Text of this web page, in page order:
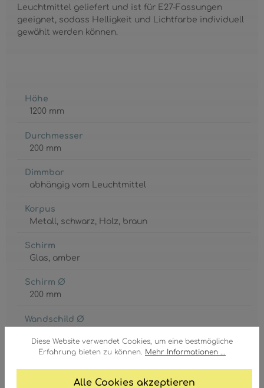
Diese Website verwendet Cookies, um eine bestmögliche
Erfahrung bieten zu können. Mehr Informationen ...
Alle Cookies akzeptieren
Leuchtmittel geliefert und ist für E27-Fassungen
geeignet, sodass Helligkeit und Lichtfarbe individuell
gewählt werden können.
Höhe
1200 mm
Durchmesser
200 mm
Dimmbar
abhängig vom Leuchtmittel
Korpus
Metall , schwarz, Holz, braun
Schirm
Glas, amber
Schirm Ø
200 mm
Wandschild Ø
GTIN/EAN:
9007371589647